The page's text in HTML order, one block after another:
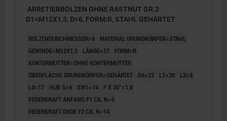
ARRETIERBOLZEN OHNE RASTNUT GR.2
D1=M12X1,5, D=6, FORM:R, STAHL GEHÄRTET
BOLZENDURCHMESSER=6
MATERIAL GRUNDKÖRPER=STAHL
GEWINDE=M12X1,5
LÄNGE=57
FORM=R
KONTERMUTTER=OHNE KONTERMUTTER
OBERFLÄCHE GRUNDKÖRPER=GEHÄRTET
D4=23 L1=20
L2=8
L4=17
HUB S=6 SW1=14
F X 30°=1,8
FEDERKRAFT ANFANG F1 CA. N=6
FEDERKRAFT ENDE F2 CA. N=14